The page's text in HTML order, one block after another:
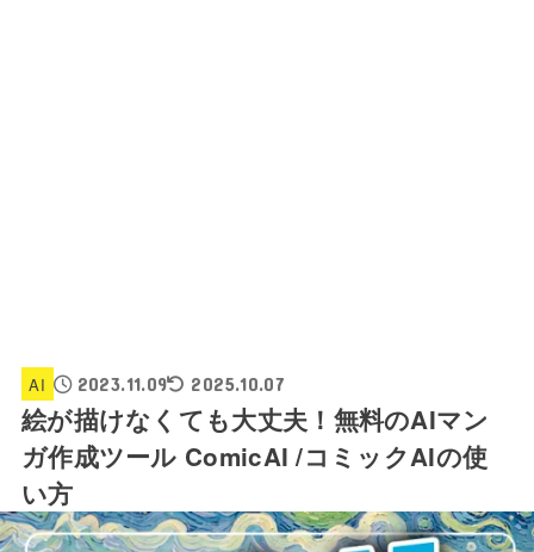
AI 2023.11.09 2025.10.07
絵が描けなくても大丈夫！無料のAIマン
ガ作成ツール ComicAI /コミックAIの使
い方